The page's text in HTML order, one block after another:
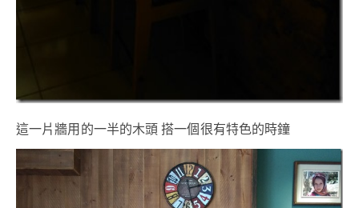
這一片牆用的一半的木頭 搭一個很有特色的時鐘